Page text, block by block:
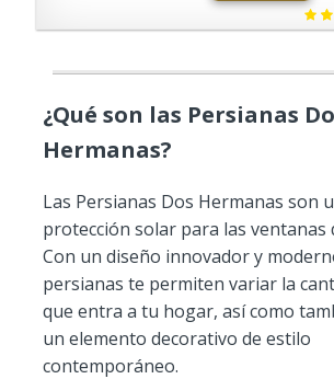
¿Qué son las Persianas
Hermanas?
Las Persianas Dos Hermanas son
protección solar para las ventanas
Con un diseño innovador y
persianas te permiten variar la
que entra a tu hogar, así como
un elemento decorativo de estilo
contemporáneo.